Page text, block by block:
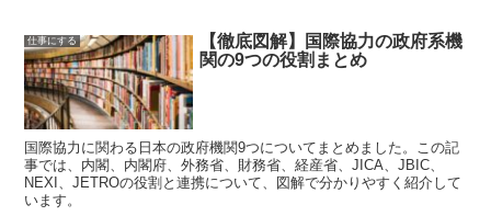
仕事にする
【徹底図解】国際協力の政府系機
関の9つの役割まとめ
国際協力に関わる日本の政府機関9つについてまとめました。この記
事では、内閣、内閣府、外務省、財務省、経産省、JICA、JBIC、
NEXI、JETROの役割と連携について、図解で分かりやすく紹介して
います。